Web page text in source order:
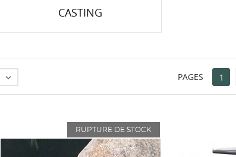
CASTING
 PAGES 1
RUPTURE DE STOCK